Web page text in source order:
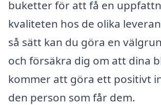
buketter för att få en
kvaliteten hos de olika
så sätt kan du göra en
och försäkra dig om att dina
kommer att göra ett positivt
den person som får dem.